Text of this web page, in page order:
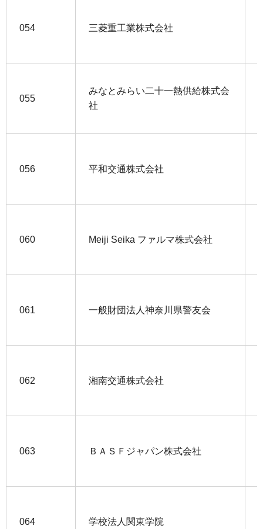
054 三菱重工業株式会社
055
みなとみらい二十一熱供給株式会
社
056 平和交通株式会社
060 Meiji Seika ファルマ株式会社
061 一般財団法人神奈川県警友会
062 湘南交通株式会社
063 ＢＡＳＦジャパン株式会社
064 学校法人関東学院